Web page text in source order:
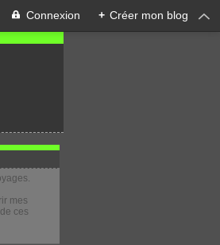
Connexion + Créer mon blog
mes
ces